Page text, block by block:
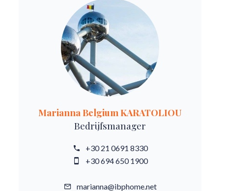
Marianna Belgium KARATOLIOU
Bedrijfsmanager
+30 21 0691 8330
+30 694 650 1900
marianna@ibphome.net